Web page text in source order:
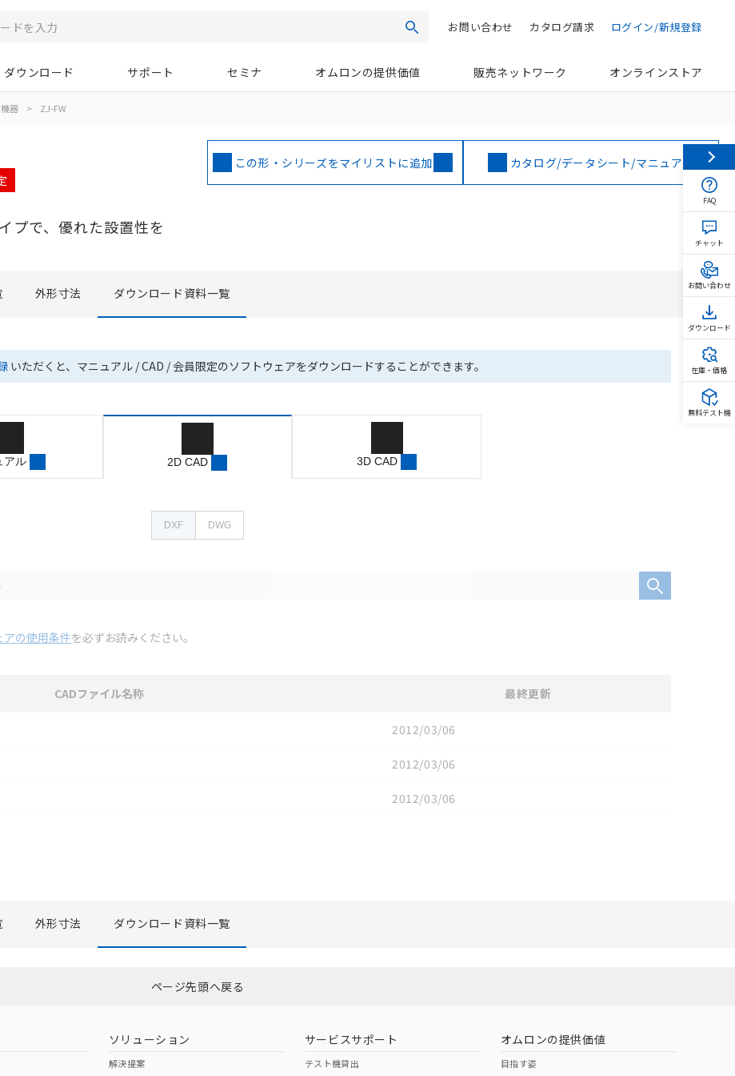
検索 ログイン/新規登録
カタログ請求
お問い合わせ
ダウンロード サポート セミナ オムロンの提供価値 販売ネットワーク オンラインストア
器 > ZJ-FW
プで、優れた設置性を
この形・シリーズをマイリストに追加 カタログ/データシート/マニュアル
外形寸法 ダウンロード資料一覧
いただくと、マニュアル / CAD / 会員限定のソフトウェアをダウンロードすることができます。
アル 2D CAD 3D CAD
DXF DWG
アの使用条件を必ずお読みください。
CADファイル名称 最終更新
2012/03/06
2012/03/06
2012/03/06
0 選択したファイルを一括ダウンロード
外形寸法 ダウンロード資料一覧
ページ先頭へ戻る
ソリューション
解決提案
サービスサポート
テスト機貸出
オムロンの提供価値
目指す姿
FAQ
チャット
お問い合わせ
ダウンロード
在庫・価格
無料テスト機